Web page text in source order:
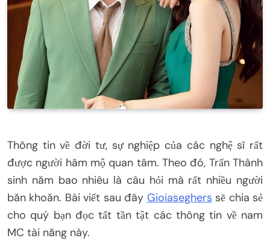
Thông tin về đời tư, sự nghiệp của các nghệ sĩ rất
được người hâm mộ quan tâm. Theo đó, Trấn Thành
sinh năm bao nhiêu là câu hỏi mà rất nhiều người
băn khoăn. Bài viết sau đây Gioiaseghers sẽ chia sẻ
cho quý bạn đọc tất tần tật các thông tin về nam
MC tài năng này.